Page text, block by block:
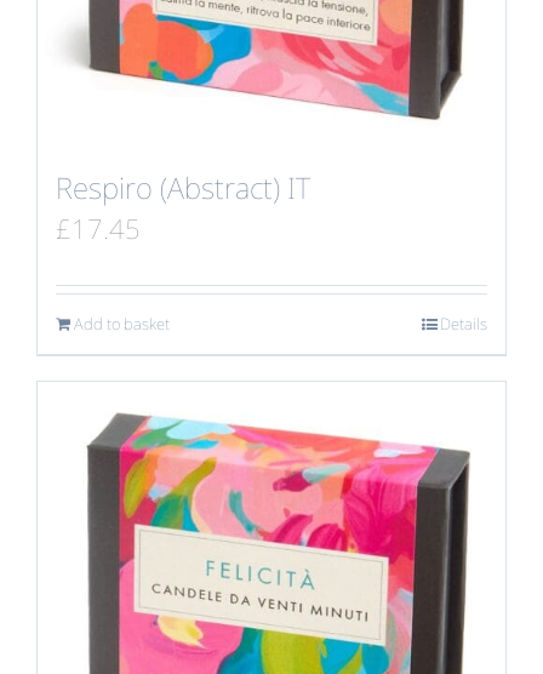
Respiro (Abstract) IT
£17.45
Add to basket Details